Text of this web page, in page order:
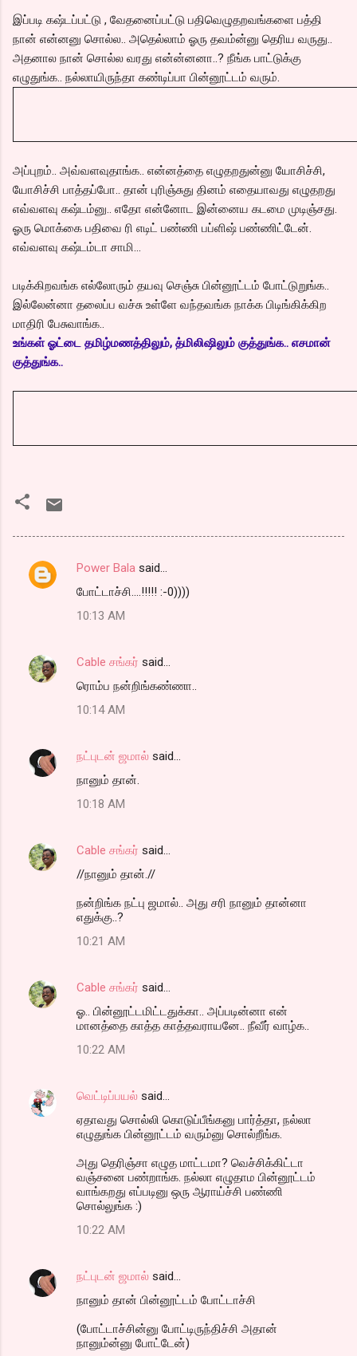
இப்படி கஷ்டப்பட்டு , வேதனைப்பட்டு பதிவெழுதறவங்களை பத்தி
நான் என்னனு சொல்ல.. அதெல்லாம் ஓரு தவம்ன்னு தெரிய வருது..
அதனால நான் சொல்ல வரது என்ன்னனா..? நீங்க பாட்டுக்கு
எழுதுங்க.. நல்லாயிருந்தா கண்டிப்பா பின்னூட்டம் வரும்.
அப்புறம்.. அவ்வளவுதாங்க.. என்னத்தை எழுதறதுன்னு யோசிச்சி,
யோசிச்சி பாத்தப்போ.. தான் புரிஞ்சுது தினம் எதையாவது எழுதறது
எவ்வளவு கஷ்டம்னு.. எதோ என்னோட இன்னைய கடமை முடிஞ்சது.
ஓரு மொக்கை பதிவை ரி எடிட் பண்ணி பப்ளிஷ் பண்ணிட்டேன்.
எவ்வளவு கஷ்டம்டா சாமி...
படிக்கிறவங்க எல்லோரும் தயவு செஞ்சு பின்னூட்டம் போட்டுறுங்க..
இல்லேன்னா தலைப்ப வச்சு உள்ளே வந்தவங்க நாக்க பிடிங்கிக்கிற
மாதிரி பேசுவாங்க..
உங்கள் ஓட்டை தமிழ்மணத்திலும், த்மிலிஷிலும் குத்துங்க.. எசமான்
குத்துங்க..
C
e
Power Bala said…
போட்டாச்சி....!!!!! :-0))))
10:13 AM
Cable சங்கர் said…
ரொம்ப நன்றிங்கண்ணா..
10:14 AM
நட்புடன் ஜமால் said…
நானும் தான்.
10:18 AM
Cable சங்கர் said…
//நானும் தான்.//
நன்றிங்க நட்பு ஜமால்.. அது சரி நானும் தான்னா
எதுக்கு..?
10:21 AM
Cable சங்கர் said…
ஓ.. பின்னூட்டமிட்டதுக்கா.. அப்படின்னா என்
மானத்தை காத்த காத்தவராயனே.. நீவீர் வாழ்க..
10:22 AM
வெட்டிப்பயல் said…
ஏதாவது சொல்லி கொடுப்பீங்கனு பார்த்தா, நல்லா
எழுதுங்க பின்னூட்டம் வரும்னு சொல்றீங்க.
அது தெரிஞ்சா எழுத மாட்டமா? வெச்சிக்கிட்டா
வஞ்சனை பண்றாங்க. நல்லா எழுதாம பின்னூட்டம்
வாங்கறது எப்படினு ஒரு ஆராய்ச்சி பண்ணி
சொல்லுங்க :)
10:22 AM
நட்புடன் ஜமால் said…
நானும் தான் பின்னூட்டம் போட்டாச்சி
(போட்டாச்சின்னு போட்டிருந்திச்சி அதான்
நானும்ன்னு போட்டேன்)